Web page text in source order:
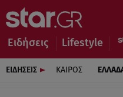
Ειδήσεις Lifestyle
ΕΙΔΗΣΕΙΣ ΚΑΙΡΟΣ